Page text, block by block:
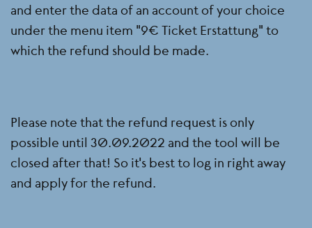
and enter the data of an account of your choice
under the menu item "9€ Ticket Erstattung" to
which the refund should be made.
Please note that the refund request is only
possible until 30.09.2022 and the tool will be
closed after that! So it's best to log in right away
and apply for the refund.